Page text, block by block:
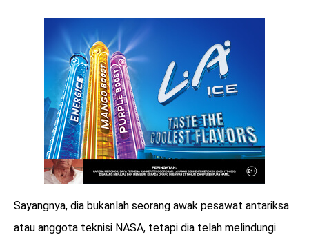
Sayangnya, dia bukanlah seorang awak pesawat antariksa
atau anggota teknisi NASA, tetapi dia telah melindungi